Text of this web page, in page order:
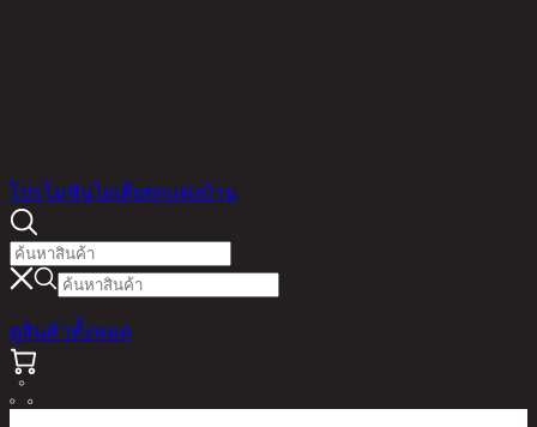
โปรโมชันไอเดียตกแต่งบ้าน
ดูสินค้าทั้งหมด